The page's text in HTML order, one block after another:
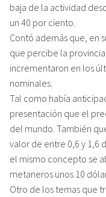
baja de la actividad
un 40 por ciento.
Contó además que, en
que percibe la
incrementaron en los
nominales.
Tal como había
presentación que el
del mundo. También
valor de entre 0,6 y 1,6
el mismo concepto se
metaneros unos 10
Otro de los temas que